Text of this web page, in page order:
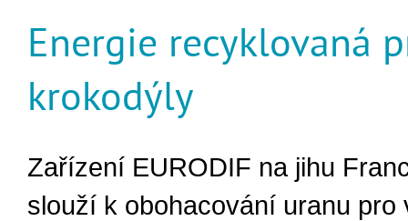
Energie recyklovaná
krokodýly
Zařízení EURODIF na jihu
slouží k obohacování uranu pro